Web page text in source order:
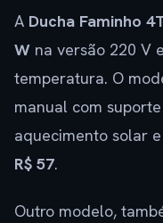
A Ducha Faminho
W na versão 220 V
temperatura. O
manual com
aquecimento solar
R$ 57.
Outro modelo,